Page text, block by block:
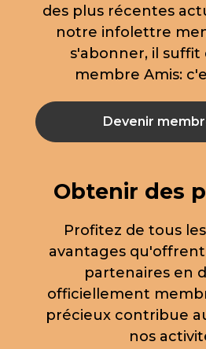
des plus récentes
notre infolettre
s'abonner, il suffit
membre Amis:
Devenir
Obtenir des
Profitez de tous
avantages qu'offrent
partenaires en
officiellement
précieux contribue
nos